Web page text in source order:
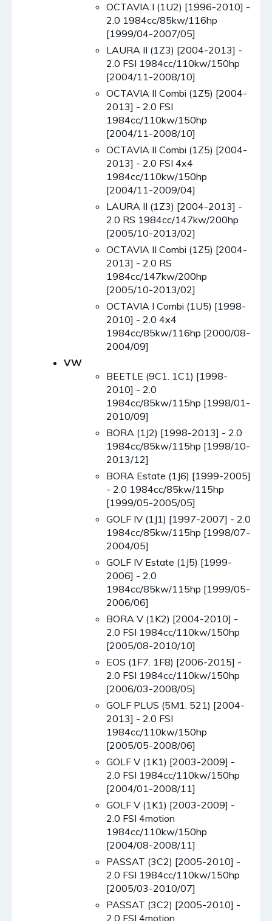
OCTAVIA I (1U2) [1996-2010] -
2.0 1984cc/85kw/116hp
[1999/04-2007/05]
LAURA II (1Z3) [2004-2013] -
2.0 FSI 1984cc/110kw/150hp
[2004/11-2008/10]
OCTAVIA II Combi (1Z5) [2004-
2013] - 2.0 FSI
1984cc/110kw/150hp
[2004/11-2008/10]
OCTAVIA II Combi (1Z5) [2004-
2013] - 2.0 FSI 4x4
1984cc/110kw/150hp
[2004/11-2009/04]
LAURA II (1Z3) [2004-2013] -
2.0 RS 1984cc/147kw/200hp
[2005/10-2013/02]
OCTAVIA II Combi (1Z5) [2004-
2013] - 2.0 RS
1984cc/147kw/200hp
[2005/10-2013/02]
OCTAVIA I Combi (1U5) [1998-
2010] - 2.0 4x4
1984cc/85kw/116hp [2000/08-
2004/09]
VW
BEETLE (9C1. 1C1) [1998-
2010] - 2.0
1984cc/85kw/115hp [1998/01-
2010/09]
BORA (1J2) [1998-2013] - 2.0
1984cc/85kw/115hp [1998/10-
2013/12]
BORA Estate (1J6) [1999-2005]
- 2.0 1984cc/85kw/115hp
[1999/05-2005/05]
GOLF IV (1J1) [1997-2007] - 2.0
1984cc/85kw/115hp [1998/07-
2004/05]
GOLF IV Estate (1J5) [1999-
2006] - 2.0
1984cc/85kw/115hp [1999/05-
2006/06]
BORA V (1K2) [2004-2010] -
2.0 FSI 1984cc/110kw/150hp
[2005/08-2010/10]
EOS (1F7. 1F8) [2006-2015] -
2.0 FSI 1984cc/110kw/150hp
[2006/03-2008/05]
GOLF PLUS (5M1. 521) [2004-
2013] - 2.0 FSI
1984cc/110kw/150hp
[2005/05-2008/06]
GOLF V (1K1) [2003-2009] -
2.0 FSI 1984cc/110kw/150hp
[2004/01-2008/11]
GOLF V (1K1) [2003-2009] -
2.0 FSI 4motion
1984cc/110kw/150hp
[2004/08-2008/11]
PASSAT (3C2) [2005-2010] -
2.0 FSI 1984cc/110kw/150hp
[2005/03-2010/07]
PASSAT (3C2) [2005-2010] -
2.0 FSI 4motion